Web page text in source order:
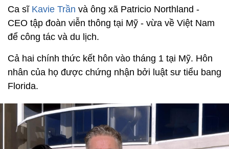
Ca sĩ Kavie Trần và ông xã Patricio Northland -
CEO tập đoàn viễn thông tại Mỹ - vừa về Việt Nam
để công tác và du lịch.
Cả hai chính thức kết hôn vào tháng 1 tại Mỹ. Hôn
nhân của họ được chứng nhận bởi luật sư tiểu bang
Florida.